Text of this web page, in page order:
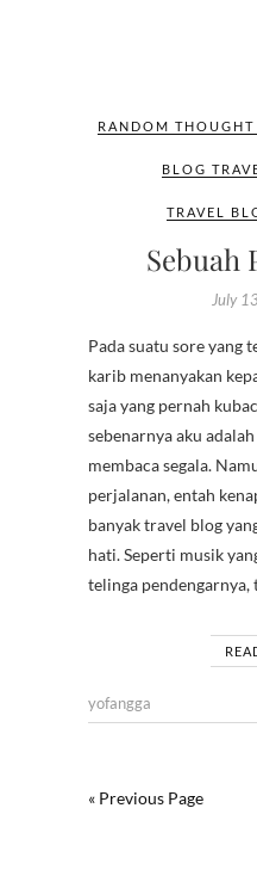
RANDOM THOUGHT
BLOG
TRAVEL
Sebuah
July
Pada suatu sore yang
karib menanyakan
saja yang pernah
sebenarnya aku
membaca segala.
perjalanan, entah
banyak travel blog
hati. Seperti musik
telinga
yofangga
« Previous Page